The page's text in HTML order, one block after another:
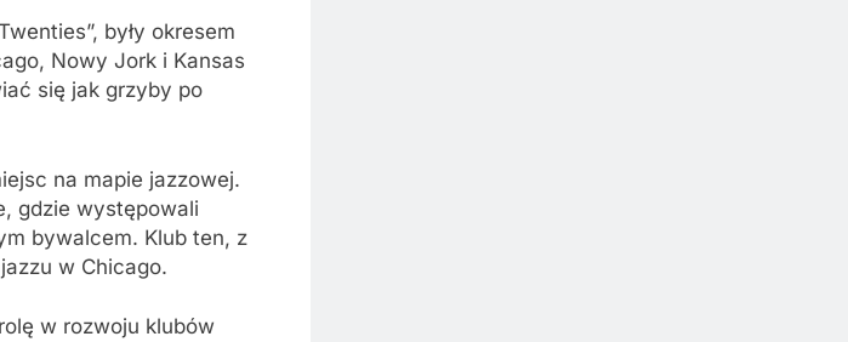
były okresem
Nowy Jork i Kansas
się jak grzyby po
na mapie jazzowej.
gdzie występowali
bywalcem. Klub ten, z
w Chicago.
w rozwoju klubów